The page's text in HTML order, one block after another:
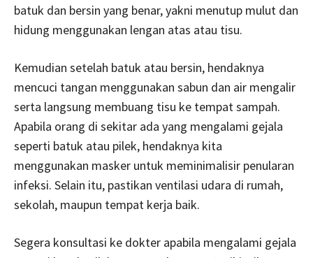
batuk dan bersin yang benar, yakni menutup mulut dan
hidung menggunakan lengan atas atau tisu.
Kemudian setelah batuk atau bersin, hendaknya
mencuci tangan menggunakan sabun dan air mengalir
serta langsung membuang tisu ke tempat sampah.
Apabila orang di sekitar ada yang mengalami gejala
seperti batuk atau pilek, hendaknya kita
menggunakan masker untuk meminimalisir penularan
infeksi. Selain itu, pastikan ventilasi udara di rumah,
sekolah, maupun tempat kerja baik.
Segera konsultasi ke dokter apabila mengalami gejala